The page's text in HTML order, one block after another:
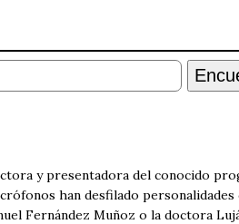
y presentadora del conocido
han desfilado personalidades
Fernández Muñoz o la doctora